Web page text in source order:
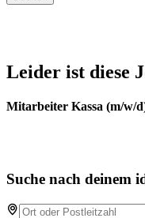
Leider ist diese
Mitarbeiter Kassa (m/w/
Suche nach deinem